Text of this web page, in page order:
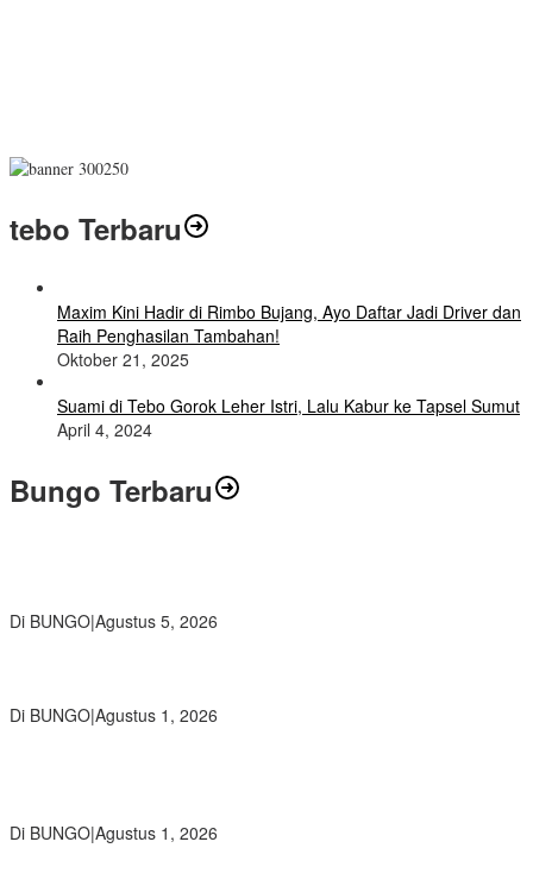
tebo Terbaru
Maxim Kini Hadir di Rimbo Bujang, Ayo Daftar Jadi Driver dan
Raih Penghasilan Tambahan!
Oktober 21, 2025
Suami di Tebo Gorok Leher Istri, Lalu Kabur ke Tapsel Sumut
April 4, 2024
Bungo Terbaru
Di BUNGO|Agustus 5, 2026
Di BUNGO|Agustus 1, 2026
Di BUNGO|Agustus 1, 2026